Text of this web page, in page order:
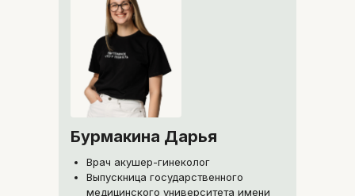
Бурмакина Дарья
Врач акушер-гинеколог
Выпускница государственного
медицинского университета имени